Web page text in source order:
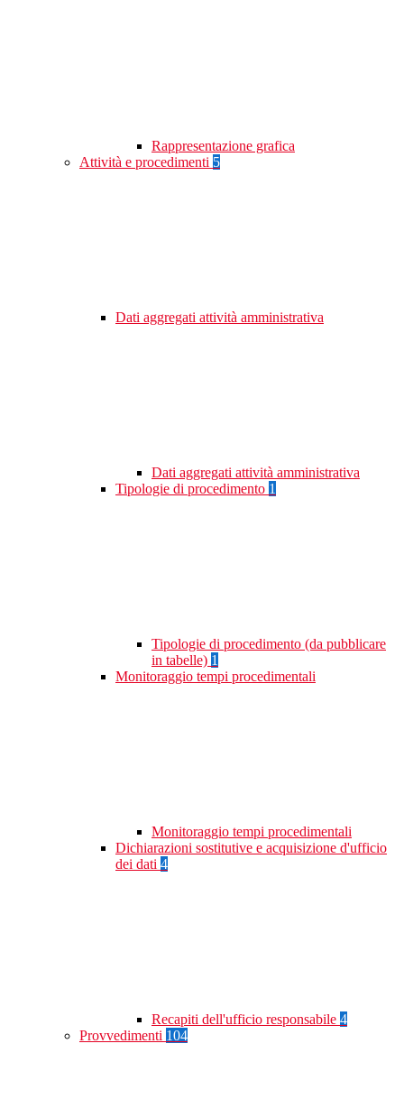
Rappresentazione grafica
Attività e procedimenti 5
Dati aggregati attività amministrativa
Dati aggregati attività amministrativa
Tipologie di procedimento 1
Tipologie di procedimento (da pubblicare
in tabelle) 1
Monitoraggio tempi procedimentali
Monitoraggio tempi procedimentali
Dichiarazioni sostitutive e acquisizione d'ufficio
dei dati 4
Recapiti dell'ufficio responsabile 4
Provvedimenti 104